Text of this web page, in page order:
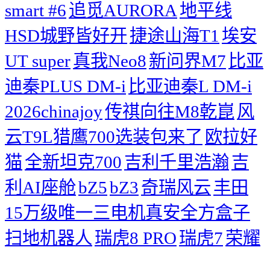
smart #6追觅AURORA 地平线
HSD城野皆好开捷途山海T1 埃安
UT super真我Neo8新问界M7 比亚
迪秦PLUS DM-i 比亚迪秦L DM-i
2026chinajoy传祺向往M8乾崑 风
云T9L猎鹰700选装包来了 欧拉好
猫全新坦克700吉利千里浩瀚吉
利AI座舱bZ5bZ3奇瑞风云丰田
15万级唯一三电机真安全方盒子
扫地机器人 瑞虎8 PRO瑞虎7 荣耀